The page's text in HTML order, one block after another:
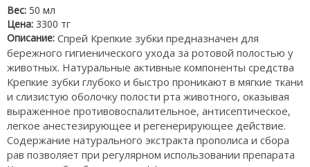
Вес: 50 мл
Цена: 3300 тг
Описание: Спрей Крепкие зубки предназначен для
бережного гигиенического ухода за ротовой полостью у
животных. Натуральные активные компоненты средства
Крепкие зубки глубоко и быстро проникают в мягкие ткани
и слизистую оболочку полости рта животного, оказывая
выраженное противовоспалительное, антисептическое,
легкое анестезирующее и регенерирующее действие.
Содержание натурального экстракта прополиса и сбора
рав позволяет при регулярном использовании препарата